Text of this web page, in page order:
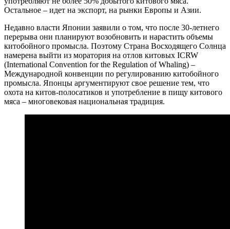
Остальное – идет на экспорт, на рынки Европы и Азии.
Недавно власти Японии заявили о том, что после 30-летнего
перерыва они планируют возобновить и нарастить объемы
китобойного промысла. Поэтому Страна Восходящего Солнца
намерена выйти из моратория на отлов китовых ICRW
(International Convention for the Regulation of Whaling) –
Международной конвенции по регулированию китобойного
промысла. Японцы аргументируют свое решение тем, что
охота на китов-полосатиков и употребление в пищу китового
мяса – многовековая национальная традиция.